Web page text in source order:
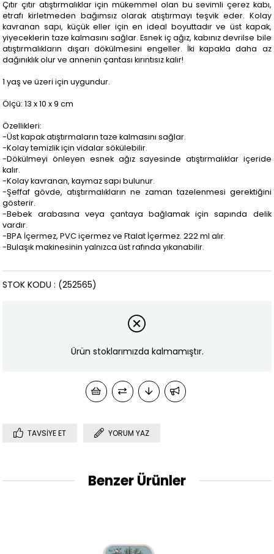
Çıtır çıtır atıştırmalıklar için mükemmel olan bu sevimli çerez kabı,
etrafı kirletmeden bağımsız olarak atıştırmayı teşvik eder. Kolay
kavranan sapı, küçük eller için en ideal boyuttadır ve üst kapak,
yiyeceklerin taze kalmasını sağlar. Esnek iç ağız, kabınız devrilse bile
atıştırmalıkların dışarı dökülmesini engeller. İki kapakla daha az
dağınıklık olur ve annenin çantası kırıntısız kalır!
1 yaş ve üzeri için uygundur.
Ölçü: 13 x 10 x 9 cm
Özellikleri:
-Üst kapak atıştırmaların taze kalmasını sağlar.
-Kolay temizlik için vidalar sökülebilir.
-Dökülmeyi önleyen esnek ağız sayesinde atıştırmalıklar içeride
kalır.
-Kolay kavranan, kaymaz sapı bulunur.
-Şeffaf gövde, atıştırmalıkların ne zaman tazelenmesi gerektiğini
gösterir.
-Bebek arabasına veya çantaya bağlamak için sapında delik
vardır.
-BPA İçermez, PVC içermez ve Ftalat İçermez. 222 ml alır.
-Bulaşık makinesinin yalnızca üst rafında yıkanabilir.
(252565)
STOK KODU
Ürün stoklarımızda kalmamıştır.
TAVSIYE ET YORUM YAZ
Benzer Ürünler